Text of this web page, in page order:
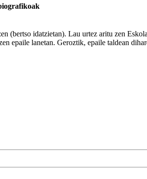
(bertso idatzietan). Lau urtez aritu zen
epaile lanetan. Geroztik, epaile taldean